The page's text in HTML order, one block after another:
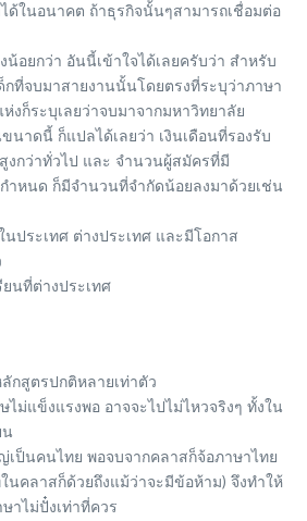
ด้ในอนาคต ถ้าธุรกิจนั้นๆสามารถเชื่อมต่อ
น้อยกว่า อันนี้เข้าใจได้เลยครับว่า สำหรับ
กที่จบมาสายงานนั้นโดยตรงที่ระบุว่าภาษา
งก็ระบุเลยว่าจบมาจากมหาวิทยาลัย
นาดนี้ ก็แปลได้เลยว่า เงินเดือนที่รองรับ
งกว่าทั่วไป และ จำนวนผู้สมัครที่มี
หนด ก็มีจำนวนที่จำกัดน้อยลงมาด้วยเช่น
นประเทศ ต่างประเทศ และมีโอกาส
นที่ต่างประเทศ
กสูตรปกติหลายเท่าตัว
ไม่แข็งแรงพอ อาจจะไปไม่ไหวจริงๆ ทั้งใน
น
ป็นคนไทย พอจบจากคลาสก็จ้อภาษาไทย
นคลาสก็ด้วยถึงแม้ว่าจะมีข้อห้าม) จึงทำให้
าไม่ปั๋งเท่าที่ควร